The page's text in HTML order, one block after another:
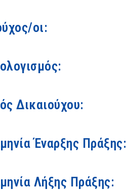
οι:
Δικαιούχου:
Έναρξης Πράξης:
Λήξης Πράξης: